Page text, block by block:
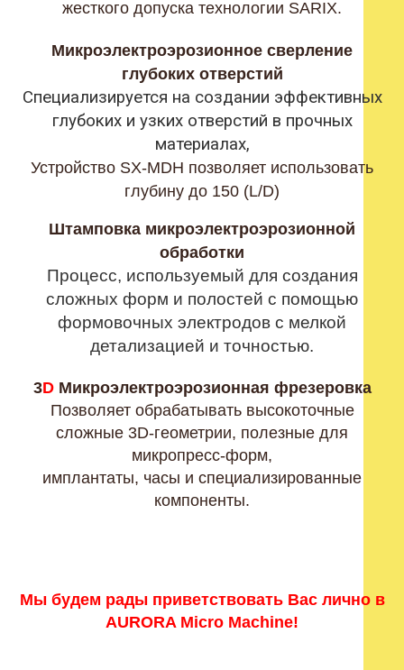
жесткого допуска технологии SARIX.
Микроэлектроэрозионное сверление
глубоких отверстий
Специализируется на создании эффективных
глубоких и узких отверстий в прочных
материалах,
Устройство SX-MDH позволяет использовать
глубину до 150 (L/D)
Штамповка микроэлектроэрозионной
обработки
Процесс, используемый для создания
сложных форм и полостей с помощью
формовочных электродов с мелкой
детализацией и точностью.
3DМикроэлектроэрозионная фрезеровка
Позволяет обрабатывать высокоточные
сложные 3D-геометрии, полезные для
микропресс-форм,
имплантаты, часы и специализированные
компоненты.
Мы будем рады приветствовать Вас лично в
AURORA Micro Machine!